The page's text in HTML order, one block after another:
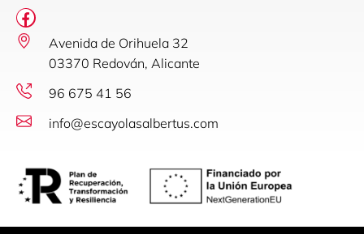
Avenida de Orihuela 32
03370 Redován, Alicante
96 675 41 56
info@escayolasalbertus.com